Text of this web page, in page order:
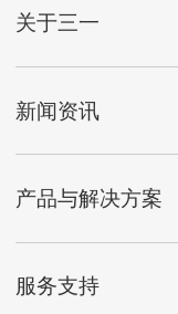
关于三一
新闻资讯
产品与解决方案
服务支持